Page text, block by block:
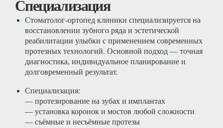
Специализация
Стоматолог-ортопед клиники специализируется на
восстановлении зубного ряда и эстетической
реабилитации улыбки с применением современных
протезных технологий. Основной подход — точная
диагностика, индивидуальное планирование и
долговременный результат.
Специализация:
— протезирование на зубах и имплантах
— установка коронок и мостов любой сложности
— съёмные и несъёмные протезы